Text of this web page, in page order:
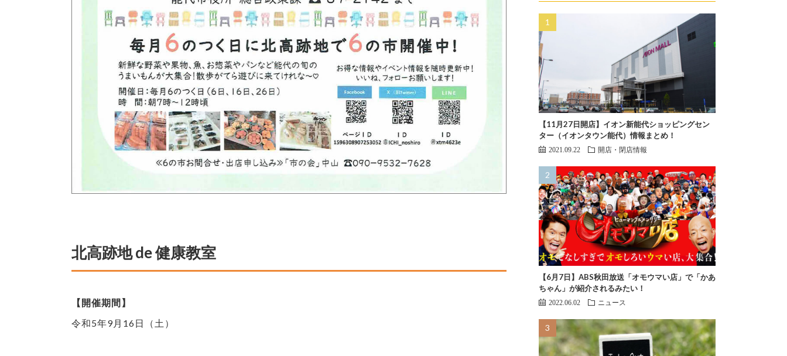
北高跡地 de 健康教室
【開催期間】
令和5年9月16日（土）
【11月27日開店】イオン新能代ショッピングセン
ター（イオンタウン能代）情報まとめ！
2021.09.22 開店・閉店情報
【6月7日】ABS秋田放送「オモウマい店」で「かあ
ちゃん」が紹介されるみたい！
2022.06.02 ニュース